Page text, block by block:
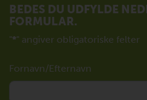
BEDES DU UDFYLDE
FORMULAR.
"*" angiver obligatoriske felter
Fornavn/Efternavn